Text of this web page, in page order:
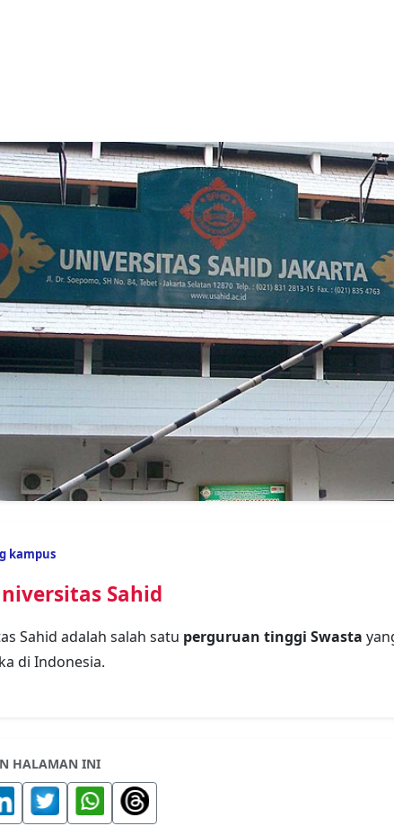
kampus
Sahid
Sahid adalah salah satuperguruan tinggi Swasta
di Indonesia.
HALAMAN INI
yang strategis memberi akses langsung ke networking